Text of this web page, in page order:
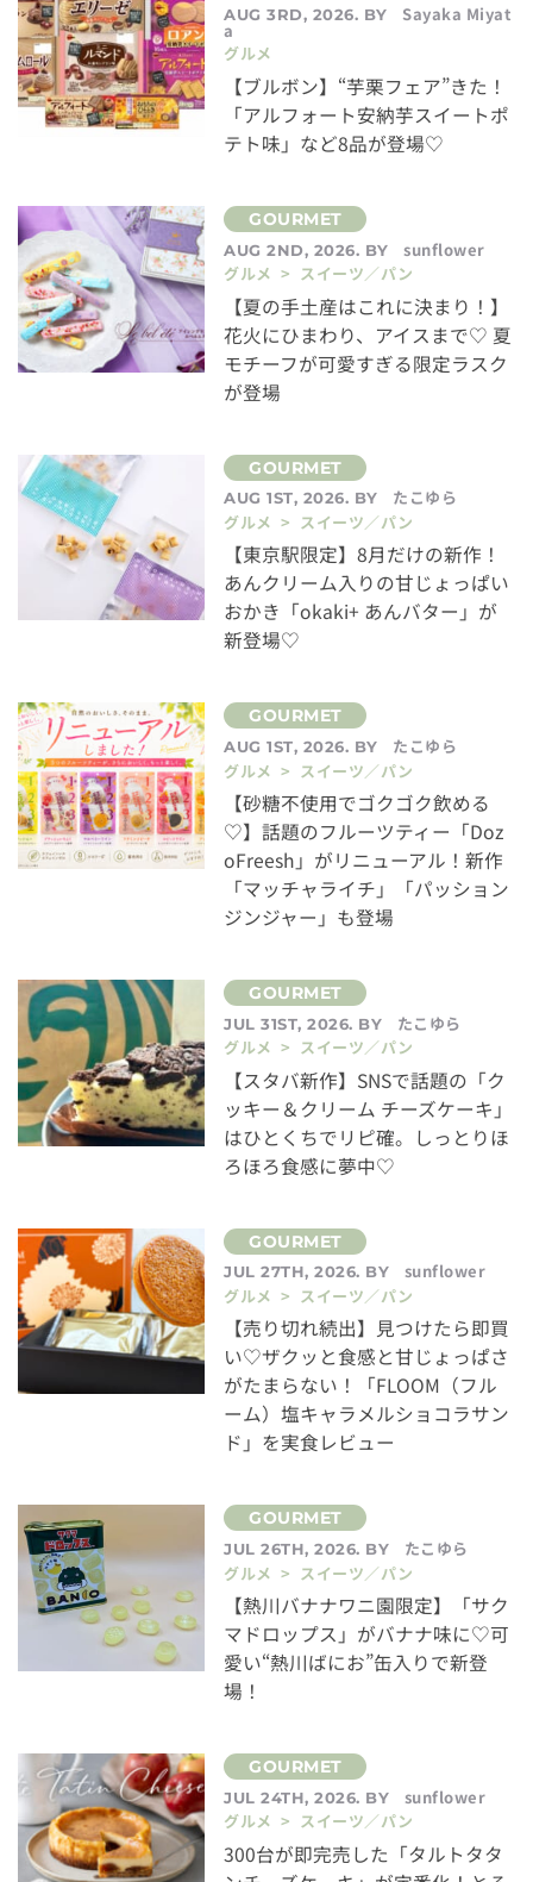
AUG 3RD, 2026. BY Sayaka Miyat
a
グルメ
【ブルボン】“芋栗フェア”きた！
「アルフォート安納芋スイートポ
テト味」など8品が登場♡
AUG 2ND, 2026. BY
sunflower
グルメ > スイーツ／パン
【夏の手土産はこれに決まり！】
花火にひまわり、アイスまで♡ 夏
モチーフが可愛すぎる限定ラスク
が登場
AUG 1ST, 2026. BY
たこゆら
グルメ > スイーツ／パン
【東京駅限定】8月だけの新作！
あんクリーム入りの甘じょっぱい
おかき「okaki+ あんバター」が
新登場♡
AUG 1ST, 2026. BY
たこゆら
グルメ > スイーツ／パン
【砂糖不使用でゴクゴク飲める
♡】話題のフルーツティー「Doz
oFreesh」がリニューアル！新作
「マッチャライチ」「パッション
ジンジャー」も登場
JUL 31ST, 2026. BY
たこゆら
グルメ > スイーツ／パン
【スタバ新作】SNSで話題の「ク
ッキー＆クリーム チーズケーキ」
はひとくちでリピ確。しっとりほ
ろほろ食感に夢中♡
JUL 27TH, 2026. BY
sunflower
グルメ > スイーツ／パン
【売り切れ続出】見つけたら即買
い♡ザクッと食感と甘じょっぱさ
がたまらない！「FLOOM（フル
ーム）塩キャラメルショコラサン
ド」を実食レビュー
JUL 26TH, 2026. BY
たこゆら
グルメ > スイーツ／パン
【熱川バナナワニ園限定】「サク
マドロップス」がバナナ味に♡可
愛い“熱川ばにお”缶入りで新登
場！
JUL 24TH, 2026. BY
sunflower
グルメ > スイーツ／パン
300台が即完売した「タルトタタ